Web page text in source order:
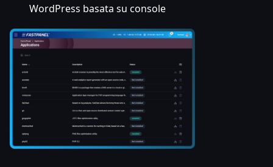
WordPress basata su console